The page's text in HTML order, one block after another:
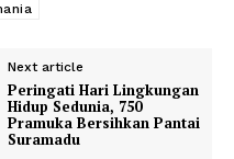
Next article
Peringati Hari Lingkungan
Hidup Sedunia, 750
Pramuka Bersihkan Pantai
Suramadu